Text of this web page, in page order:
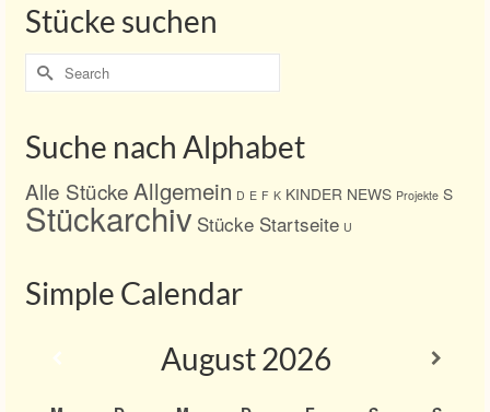
Stücke suchen
Search
for:
Suche nach Alphabet
Alle StückeAllgemein D E F K KINDER NEWS Projekte S
Stückarchiv Stücke Startseite U
Simple Calendar
August2026